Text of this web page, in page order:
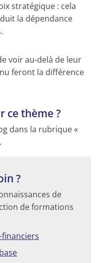
stratégique : cela
la dépendance
voir au-delà de leur
feront la différence
ce thème ?
dans la rubrique «
?
de
de formations